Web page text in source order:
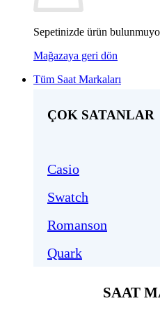
Sepetinizde ürün
Mağazaya geri dön
Tüm Saat Markaları
ÇOK SATANLAR
Casio
Swatch
Romanson
Quark
SAAT